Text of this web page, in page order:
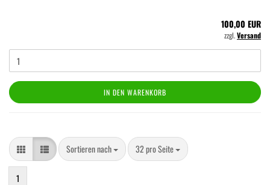
100,00 EUR
zzgl.Versand
IN DEN WARENKORB
Sortieren nach
Sortieren nach 32 pro Seite
pro Seite
1